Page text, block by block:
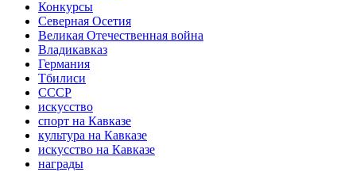
Конкурсы
Северная Осетия
Великая Отечественная война
Владикавказ
Германия
Тбилиси
СССР
искусство
спорт на Кавказе
культура на Кавказе
искусство на Кавказе
награды